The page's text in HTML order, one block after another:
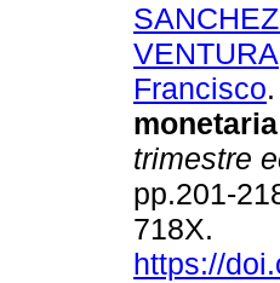
Francisco.
trimestre
pp.201-
718X.
https://